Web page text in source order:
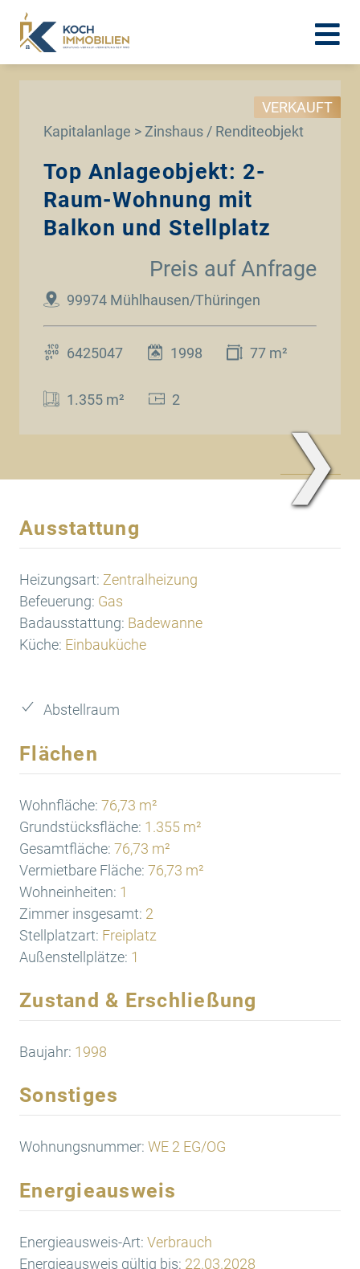
Kapitalanlage > Zinshaus / Renditeobjekt
VERKAUFT
Top Anlageobjekt: 2-
Raum-Wohnung mit
Balkon und Stellplatz
99974 Mühlhausen/Thüringen
Preis auf Anfrage
6425047 1998 77 m²
1.355 m² 2
❯
Ausstattung
Heizungsart: Zentralheizung
Befeuerung: Gas
Badausstattung: Badewanne
Küche: Einbauküche
Abstellraum
Flächen
Wohnfläche: 76,73 m²
Grundstücksfläche: 1.355 m²
Gesamtfläche: 76,73 m²
Vermietbare Fläche: 76,73 m²
Wohneinheiten: 1
Zimmer insgesamt: 2
Stellplatzart: Freiplatz
Außenstellplätze: 1
Zustand & Erschließung
Baujahr: 1998
Sonstiges
Wohnungsnummer: WE 2 EG/OG
Energieausweis
Energieausweis-Art: Verbrauch
Energieausweis gültig bis: 22.03.2028